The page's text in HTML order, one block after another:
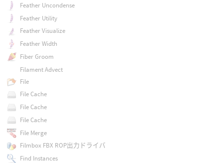
Feather Uncondense
Feather Utility
Feather Visualize
Feather Width
Fiber Groom
Filament Advect
File
File Cache
File Cache
File Cache
File Merge
Filmbox FBX ROP出力ドライバ
Find Instances